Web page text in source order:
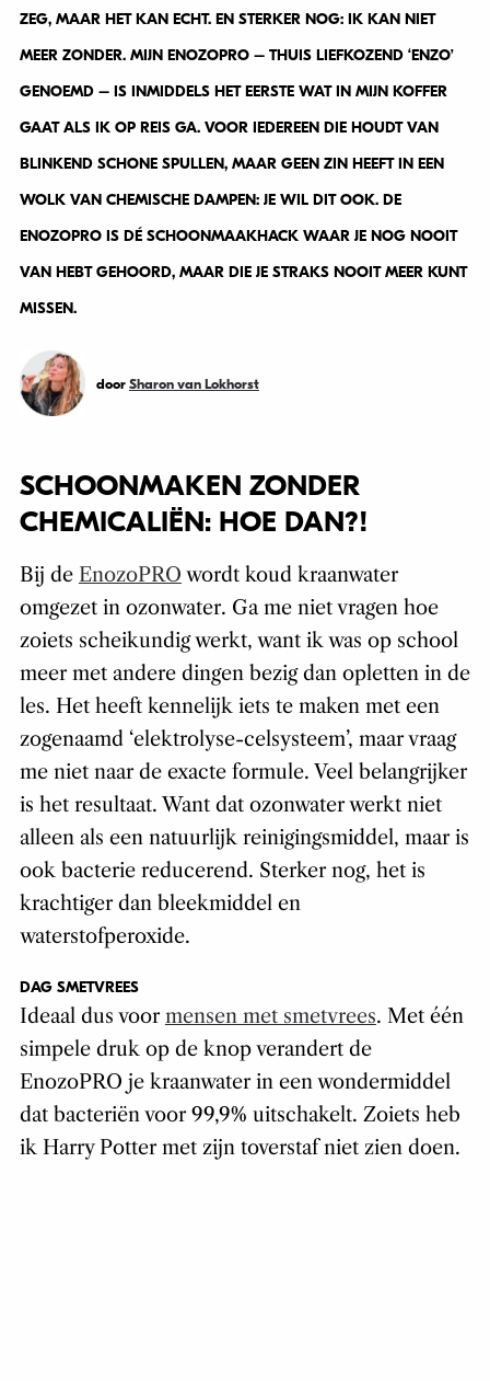
ZEG, MAAR HET KAN ECHT. EN STERKER NOG: IK KAN NIET
MEER ZONDER. MIJN ENOZOPRO – THUIS LIEFKOZEND ‘ENZO’
GENOEMD – IS INMIDDELS HET EERSTE WAT IN MIJN KOFFER
GAAT ALS IK OP REIS GA. VOOR IEDEREEN DIE HOUDT VAN
BLINKEND SCHONE SPULLEN, MAAR GEEN ZIN HEEFT IN EEN
WOLK VAN CHEMISCHE DAMPEN: JE WIL DIT OOK. DE
ENOZOPRO IS DÉ SCHOONMAAKHACK WAAR JE NOG NOOIT
VAN HEBT GEHOORD, MAAR DIE JE STRAKS NOOIT MEER KUNT
MISSEN.
door Sharon van Lokhorst
SCHOONMAKEN ZONDER
CHEMICALIËN: HOE DAN?!
Bij de EnozoPRO wordt koud kraanwater
omgezet in ozonwater. Ga me niet vragen hoe
zoiets scheikundig werkt, want ik was op school
meer met andere dingen bezig dan opletten in de
les. Het heeft kennelijk iets te maken met een
zogenaamd ‘elektrolyse-celsysteem’, maar vraag
me niet naar de exacte formule. Veel belangrijker
is het resultaat. Want dat ozonwater werkt niet
alleen als een natuurlijk reinigingsmiddel, maar is
ook bacterie reducerend. Sterker nog, het is
krachtiger dan bleekmiddel en
waterstofperoxide.
DAG SMETVREES
Ideaal dus voormensen met smetvrees. Met één
simpele druk op de knop verandert de
EnozoPRO je kraanwater in een wondermiddel
dat bacteriën voor 99,9% uitschakelt. Zoiets heb
ik Harry Potter met zijn toverstaf niet zien doen.